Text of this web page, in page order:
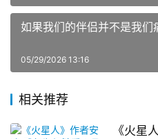
如果我们的伴侣并不是我们
05/29/2026 13:16
相关推荐
《火星